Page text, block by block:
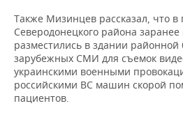
ONLINE-КОНФЕРЕНЦИИ
ОТКРЫТАЯ ЛЕКЦИЯ
ХОККЕЙ
БАСКЕТБОЛ
ВОЛЕЙБОЛ
ВЛАСТЬ
ИНФРАСТРУКТУРА
ИСТОРИЯ
СЮЖЕТЫ
СПРАВОЧНИК
СПИСОК ПЕРСОН
ПОЛНАЯ ВЕРСИЯ
Также Мизинцев рассказал, что в
Северодонецкого района
разместились в здании
зарубежных СМИ для съемок
украинскими военными
российскими ВС машин скорой
пациентов.